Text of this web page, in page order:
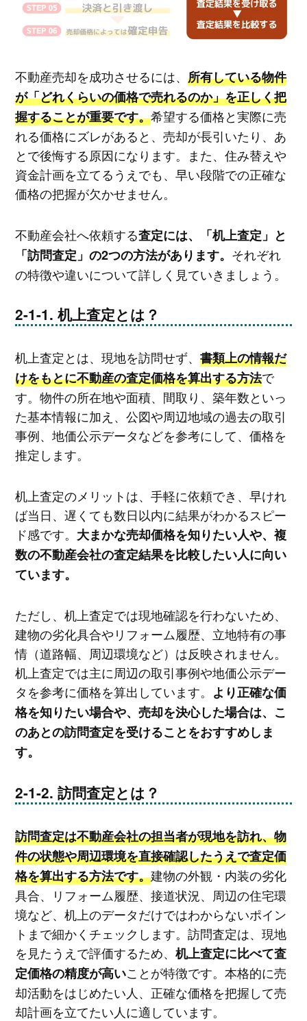
不動産売却を成功させるには、 所有している物件
が「どれくらいの価格で売れるのか」を正しく把
握することが重要です。希望する価格と実際に売
れる価格にズレがあると、売却が長引いたり、あ
とで後悔する原因になります。また、住み替えや
資金計画を立てるうえでも、早い段階での正確な
価格の把握が欠かせません。
不動産会社へ依頼する査定には、「机上査定」と
「訪問査定」の2つの方法があります。 それぞれ
の特徴や違いについて詳しく見ていきましょう。
机上査定とは？
机上査定とは、現地を訪問せず、 書類上の情報だ
けをもとに不動産の査定価格を算出する方法で
す。物件の所在地や面積、間取り、築年数といっ
た基本情報に加え、公図や周辺地域の過去の取引
事例、地価公示データなどを参考にして、価格を
推定します。
机上査定のメリットは、手軽に依頼でき、早けれ
ば当日、遅くても数日以内に結果がわかるスピー
ド感です。 大まかな売却価格を知りたい人や、複
数の不動産会社の査定結果を比較したい人に向い
ています。
ただし、机上査定では現地確認を行わないため、
建物の劣化具合やリフォーム履歴、立地特有の事
情（道路幅、周辺環境など）は反映されません。
机上査定では主に周辺の取引事例や地価公示デー
タを参考に価格を算出しています。 より正確な価
格を知りたい場合や、売却を決心した場合は、こ
のあとの訪問査定を受けることをおすすめしま
す。
訪問査定とは？
訪問査定は不動産会社の担当者が現地を訪れ、物
件の状態や周辺環境を直接確認したうえで査定価
格を算出する方法です。建物の外観・内装の劣化
具合、リフォーム履歴、接道状況、周辺の住宅環
境など、机上のデータだけではわからないポイン
トまで細かくチェックします。訪問査定は、現地
を見たうえで評価するため、 机上査定に比べて査
定価格の精度が高いことが特徴です。本格的に売
却活動をはじめたい人、正確な価格を把握して売
却計画を立てたい人に適しています。